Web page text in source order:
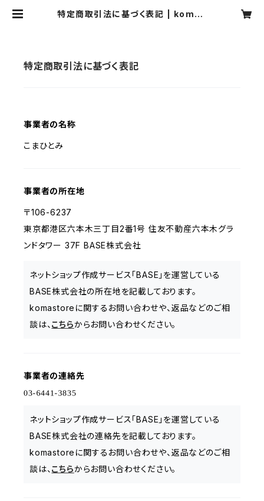
特定商取引法に基づく表記 | komas
特定商取引法に基づく表記
事業者の名称
こまひとみ
事業者の所在地
〒106-6237
東京都港区六本木三丁目2番1号 住友不動産六本木グラ
ンドタワー 37F BASE株式会社
ネットショップ作成サービス「BASE」を運営している
BASE株式会社の所在地を記載しております。
komastoreに関するお問い合わせや、返品などのご相
談は、 こちらからお問い合わせください。
事業者の連絡先
ネットショップ作成サービス「BASE」を運営している
BASE株式会社の連絡先を記載しております。
komastoreに関するお問い合わせや、返品などのご相
談は、 こちらからお問い合わせください。